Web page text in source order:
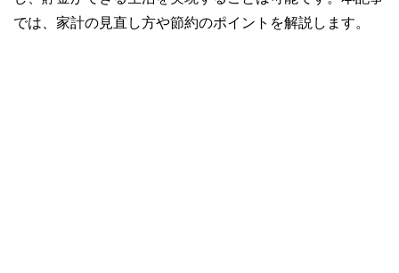
では、家計の見直し方や節約のポイントを解説します。